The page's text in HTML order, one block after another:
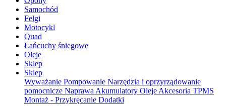
Samochód
Felgi
Motocykl
Quad
Łańcuchy śniegowe
Oleje
Sklep
Sklep
Wyważanie Pompowanie Narzędzia i oprzyrządowanie
pomocnicze Naprawa Akumulatory Oleje Akcesoria TPMS
Montaż - Przykręcanie Dodatki